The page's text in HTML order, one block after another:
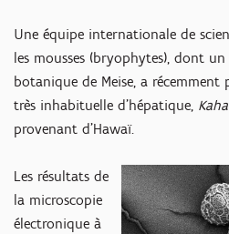
Une équipe internationale de
les mousses (bryophytes), dont
botanique de Meise, a récemment
très inhabituelle d'hépatique,
provenant d'Hawaï.
Les résultats de
la microscopie
électronique à